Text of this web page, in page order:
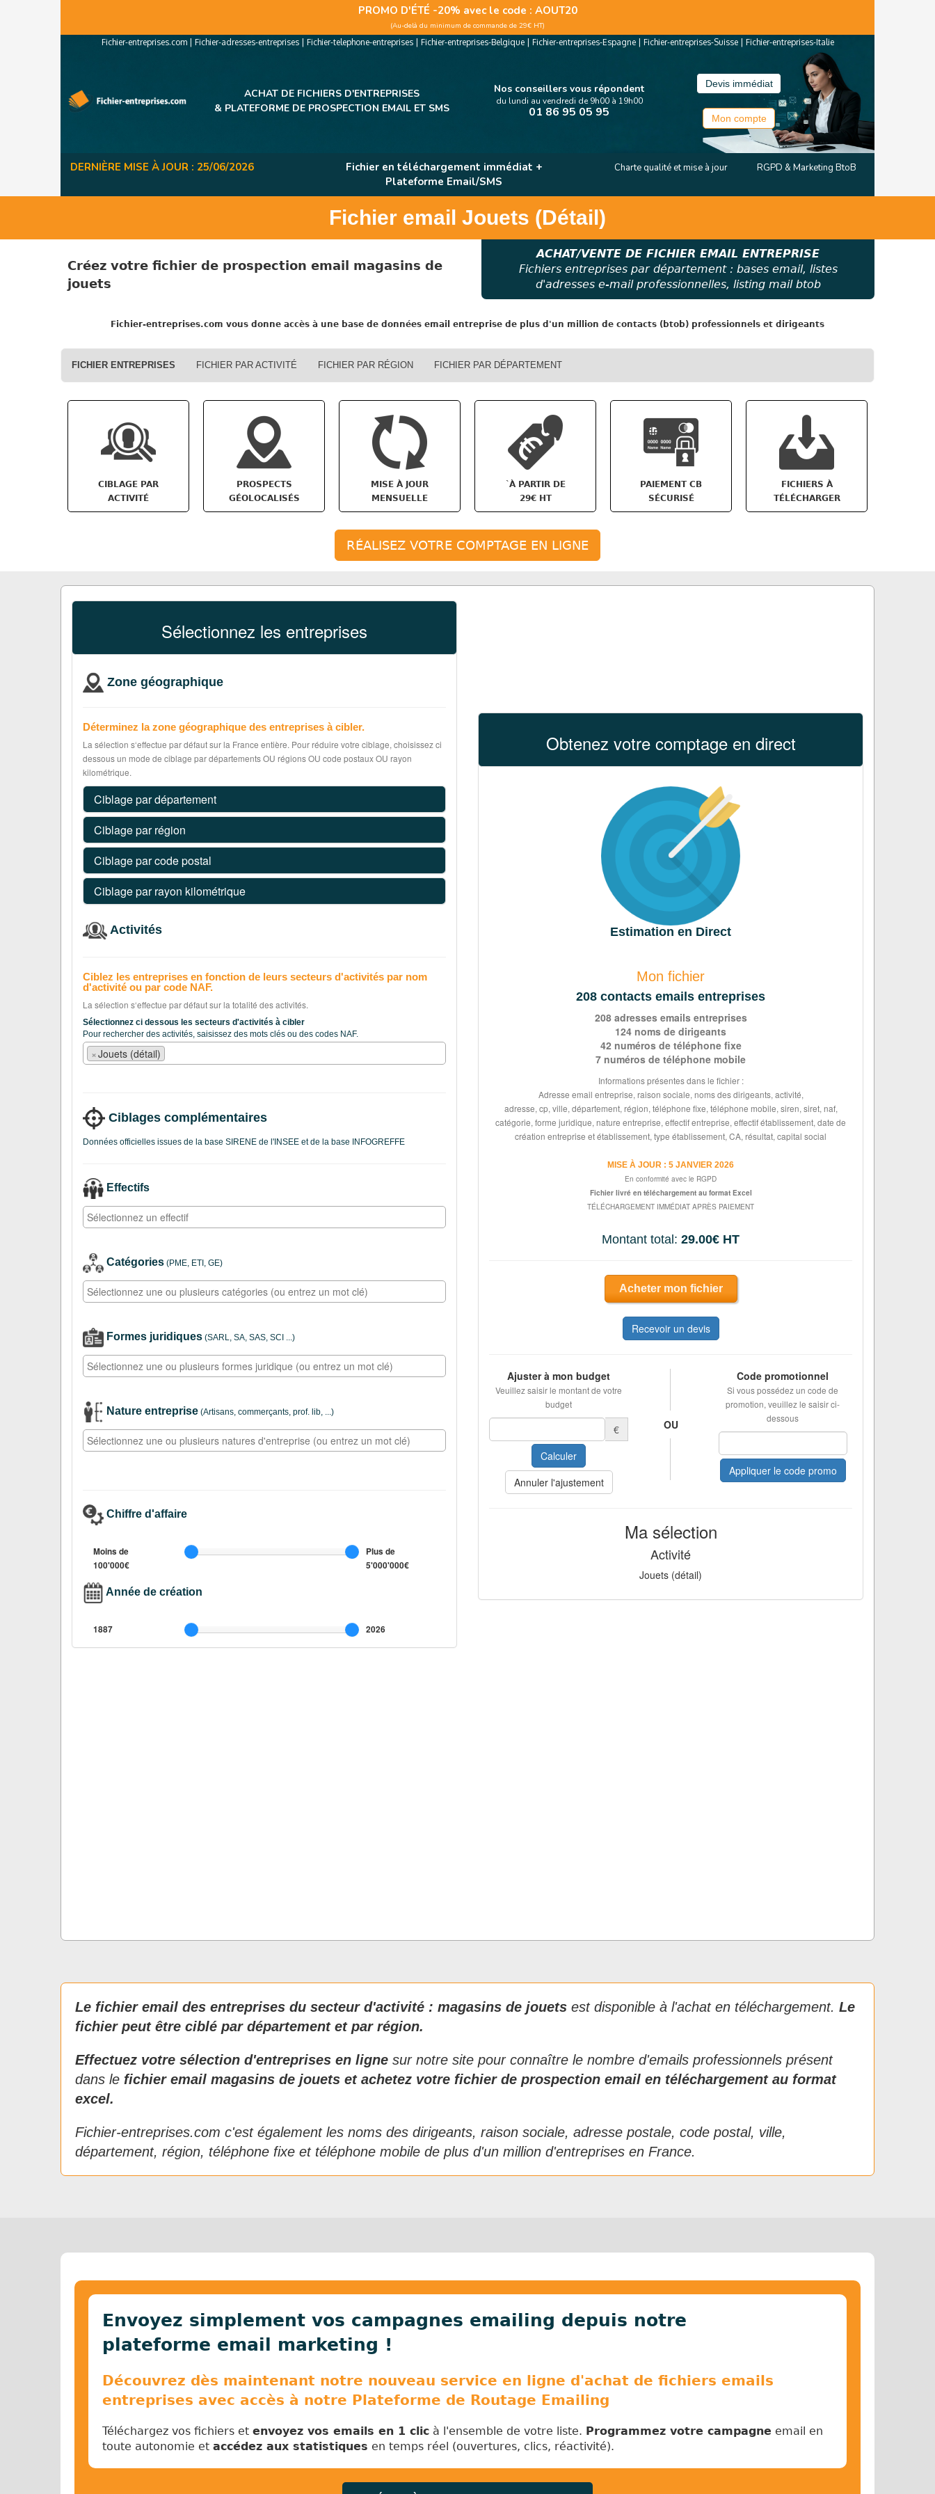
PROMO D'ÉTÉ -20% avec le code : AOUT20
(Au-delà du minimum de commande de 29€ HT)
Fichier-entreprises.com| Fichier-adresses-entreprises| Fichier-telephone-entreprises| Fichier-entreprises-Belgique| Fichier-entreprises-Espagne| Fichier-entreprises-Suisse| Fichier-entreprises-Italie
ACHAT DE FICHIERS D'ENTREPRISES
& PLATEFORME DE PROSPECTION EMAIL ET SMS
Nos conseillers vous répondent
du lundi au vendredi de 9h00 à 19h00
01 86 95 05 95
Devis immédiat
Mon compte
DERNIÈRE MISE À JOUR : 25/06/2026
Fichier en téléchargement immédiat +
Plateforme Email/SMS
Charte qualité et mise à jour RGPD & Marketing BtoB
Fichier email Jouets (Détail)
Créez votre fichier de prospection email magasins de
jouets
ACHAT/VENTE DE FICHIER EMAIL ENTREPRISE
Fichiers entreprises par département : bases email, listes
d'adresses e-mail professionnelles, listing mail btob
Fichier-entreprises.com vous donne accès à une base de données email entreprise de plus d'un million de contacts (btob) professionnels et dirigeants
FICHIER ENTREPRISES FICHIER PAR ACTIVITÉ FICHIER PAR RÉGION FICHIER PAR DÉPARTEMENT
CIBLAGE PAR
ACTIVITÉ
PROSPECTS
GÉOLOCALISÉS
MISE À JOUR
MENSUELLE
`À PARTIR DE
29€ HT
PAIEMENT CB
SÉCURISÉ
FICHIERS À
TÉLÉCHARGER
RÉALISEZ VOTRE COMPTAGE EN LIGNE
Le fichier email des entreprises du secteur d'activité : magasins de jouets est disponible à l'achat en téléchargement. Le
fichier peut être ciblé par département et par région.
Effectuez votre sélection d'entreprises en ligne sur notre site pour connaître le nombre d'emails professionnels présent
dans le fichier email magasins de jouets et achetez votre fichier de prospection email en téléchargement au format
excel.
Fichier-entreprises.com c'est également les noms des dirigeants, raison sociale, adresse postale, code postal, ville,
département, région, téléphone fixe et téléphone mobile de plus d'un million d'entreprises en France.
Envoyez simplement vos campagnes emailing depuis notre
plateforme email marketing !
Découvrez dès maintenant notre nouveau service en ligne d'achat de fichiers emails
entreprises avec accès à notre Plateforme de Routage Emailing
Téléchargez vos fichiers et envoyez vos emails en 1 clic à l'ensemble de votre liste. Programmez votre campagne email en
toute autonomie et accédez aux statistiques en temps réel (ouvertures, clics, réactivité).